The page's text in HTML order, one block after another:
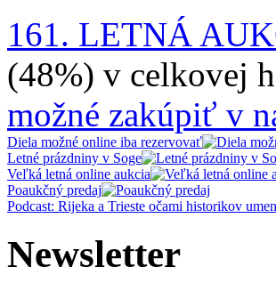
161. LETNÁ
(48%) v celkovej
možné zakúpiť v
Diela možné online iba rezervovať
Letné prázdniny v Soge
Veľká letná online aukcia
Poaukčný predaj
Podcast: Rijeka a Trieste očami historikov
Newsletter